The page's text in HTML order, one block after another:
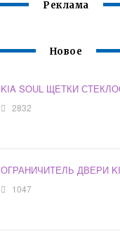
Реклама
Новое
KIA SOUL ЩЕТКИ
2832
ОГРАНИЧИТЕЛЬ ДВЕРИ
1047